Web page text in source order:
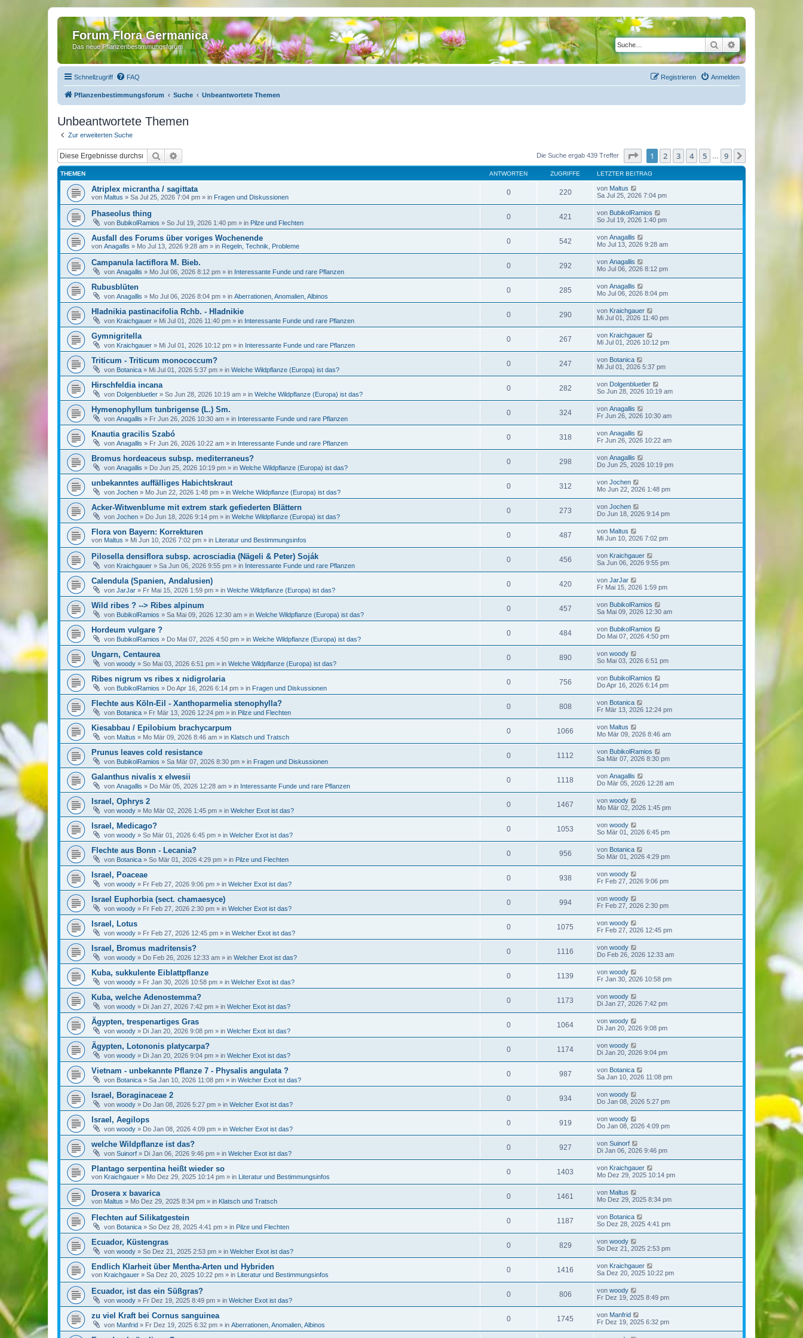
Forum Flora Germanica
Das neue Pflanzenbestimmungsforum SucheErweiterte Suche
Schnellzugriff FAQ Anmelden
Registrieren
Pflanzenbestimmungsforum Suche Unbeantwortete Themen
Unbeantwortete Themen
Zur erweiterten Suche
Suche Die Suche ergab 439 Treffer Seite von9
1 2 3 4 5 9
THEMEN ANTWORTEN ZUGRIFFE LETZTER BEITRAG
Atriplex micrantha / sagittata
von Maltus » Sa Jul 25, 2026 7:04 pm » in Fragen und Diskussionen
0 220 von Maltus
Sa Jul 25, 2026 7:04 pm
Phaseolus thing
von BubikolRamios » So Jul 19, 2026 1:40 pm » in Pilze und Flechten
0 421 von BubikolRamios
So Jul 19, 2026 1:40 pm
Ausfall des Forums über voriges Wochenende
von Anagallis » Mo Jul 13, 2026 9:28 am » in Regeln, Technik, Probleme
0 542 von Anagallis
Mo Jul 13, 2026 9:28 am
Campanula lactiflora M. Bieb.
von Anagallis » Mo Jul 06, 2026 8:12 pm » in Interessante Funde und rare Pflanzen
0 292 von Anagallis
Mo Jul 06, 2026 8:12 pm
Rubusblüten
von Anagallis » Mo Jul 06, 2026 8:04 pm » in Aberrationen, Anomalien, Albinos
0 285 von Anagallis
Mo Jul 06, 2026 8:04 pm
Hladnikia pastinacifolia Rchb. - Hladnikie
von Kraichgauer » Mi Jul 01, 2026 11:40 pm » in Interessante Funde und rare Pflanzen
0 290 von Kraichgauer
Mi Jul 01, 2026 11:40 pm
Gymnigritella
von Kraichgauer » Mi Jul 01, 2026 10:12 pm » in Interessante Funde und rare Pflanzen
0 267 von Kraichgauer
Mi Jul 01, 2026 10:12 pm
Triticum - Triticum monococcum?
von Botanica » Mi Jul 01, 2026 5:37 pm » in Welche Wildpflanze (Europa) ist das?
0 247 von Botanica
Mi Jul 01, 2026 5:37 pm
Hirschfeldia incana
von Dolgenbluetler » So Jun 28, 2026 10:19 am » in Welche Wildpflanze (Europa) ist das?
0 282 von Dolgenbluetler
So Jun 28, 2026 10:19 am
Hymenophyllum tunbrigense (L.) Sm.
von Anagallis » Fr Jun 26, 2026 10:30 am » in Interessante Funde und rare Pflanzen
0 324 von Anagallis
Fr Jun 26, 2026 10:30 am
Knautia gracilis Szabó
von Anagallis » Fr Jun 26, 2026 10:22 am » in Interessante Funde und rare Pflanzen
0 318 von Anagallis
Fr Jun 26, 2026 10:22 am
Bromus hordeaceus subsp. mediterraneus?
von Anagallis » Do Jun 25, 2026 10:19 pm » in Welche Wildpflanze (Europa) ist das?
0 298 von Anagallis
Do Jun 25, 2026 10:19 pm
unbekanntes auffälliges Habichtskraut
von Jochen » Mo Jun 22, 2026 1:48 pm » in Welche Wildpflanze (Europa) ist das?
0 312 von Jochen
Mo Jun 22, 2026 1:48 pm
Acker-Witwenblume mit extrem stark gefiederten Blättern
von Jochen » Do Jun 18, 2026 9:14 pm » in Welche Wildpflanze (Europa) ist das?
0 273 von Jochen
Do Jun 18, 2026 9:14 pm
Flora von Bayern: Korrekturen
von Maltus » Mi Jun 10, 2026 7:02 pm » in Literatur und Bestimmungsinfos
0 487 von Maltus
Mi Jun 10, 2026 7:02 pm
Pilosella densiflora subsp. acrosciadia (Nägeli & Peter) Soják
von Kraichgauer » Sa Jun 06, 2026 9:55 pm » in Interessante Funde und rare Pflanzen
0 456 von Kraichgauer
Sa Jun 06, 2026 9:55 pm
Calendula (Spanien, Andalusien)
von JarJar » Fr Mai 15, 2026 1:59 pm » in Welche Wildpflanze (Europa) ist das?
0 420 von JarJar
Fr Mai 15, 2026 1:59 pm
Wild ribes ? --> Ribes alpinum
von BubikolRamios » Sa Mai 09, 2026 12:30 am » in Welche Wildpflanze (Europa) ist das?
0 457 von BubikolRamios
Sa Mai 09, 2026 12:30 am
Hordeum vulgare ?
von BubikolRamios » Do Mai 07, 2026 4:50 pm » in Welche Wildpflanze (Europa) ist das?
0 484 von BubikolRamios
Do Mai 07, 2026 4:50 pm
Ungarn, Centaurea
von woody » So Mai 03, 2026 6:51 pm » in Welche Wildpflanze (Europa) ist das?
0 890 von woody
So Mai 03, 2026 6:51 pm
Ribes nigrum vs ribes x nidigrolaria
von BubikolRamios » Do Apr 16, 2026 6:14 pm » in Fragen und Diskussionen
0 756 von BubikolRamios
Do Apr 16, 2026 6:14 pm
Flechte aus Köln-Eil - Xanthoparmelia stenophylla?
von Botanica » Fr Mär 13, 2026 12:24 pm » in Pilze und Flechten
0 808 von Botanica
Fr Mär 13, 2026 12:24 pm
Kiesabbau / Epilobium brachycarpum
von Maltus » Mo Mär 09, 2026 8:46 am » in Klatsch und Tratsch
0 1066 von Maltus
Mo Mär 09, 2026 8:46 am
Prunus leaves cold resistance
von BubikolRamios » Sa Mär 07, 2026 8:30 pm » in Fragen und Diskussionen
0 1112 von BubikolRamios
Sa Mär 07, 2026 8:30 pm
Galanthus nivalis x elwesii
von Anagallis » Do Mär 05, 2026 12:28 am » in Interessante Funde und rare Pflanzen
0 1118 von Anagallis
Do Mär 05, 2026 12:28 am
Israel, Ophrys 2
von woody » Mo Mär 02, 2026 1:45 pm » in Welcher Exot ist das?
0 1467 von woody
Mo Mär 02, 2026 1:45 pm
Israel, Medicago?
von woody » So Mär 01, 2026 6:45 pm » in Welcher Exot ist das?
0 1053 von woody
So Mär 01, 2026 6:45 pm
Flechte aus Bonn - Lecania?
von Botanica » So Mär 01, 2026 4:29 pm » in Pilze und Flechten
0 956 von Botanica
So Mär 01, 2026 4:29 pm
Israel, Poaceae
von woody » Fr Feb 27, 2026 9:06 pm » in Welcher Exot ist das?
0 938 von woody
Fr Feb 27, 2026 9:06 pm
Israel Euphorbia (sect. chamaesyce)
von woody » Fr Feb 27, 2026 2:30 pm » in Welcher Exot ist das?
0 994 von woody
Fr Feb 27, 2026 2:30 pm
Israel, Lotus
von woody » Fr Feb 27, 2026 12:45 pm » in Welcher Exot ist das?
0 1075 von woody
Fr Feb 27, 2026 12:45 pm
Israel, Bromus madritensis?
von woody » Do Feb 26, 2026 12:33 am » in Welcher Exot ist das?
0 1116 von woody
Do Feb 26, 2026 12:33 am
Kuba, sukkulente Eiblattpflanze
von woody » Fr Jan 30, 2026 10:58 pm » in Welcher Exot ist das?
0 1139 von woody
Fr Jan 30, 2026 10:58 pm
Kuba, welche Adenostemma?
von woody » Di Jan 27, 2026 7:42 pm » in Welcher Exot ist das?
0 1173 von woody
Di Jan 27, 2026 7:42 pm
Ägypten, trespenartiges Gras
von woody » Di Jan 20, 2026 9:08 pm » in Welcher Exot ist das?
0 1064 von woody
Di Jan 20, 2026 9:08 pm
Ägypten, Lotononis platycarpa?
von woody » Di Jan 20, 2026 9:04 pm » in Welcher Exot ist das?
0 1174 von woody
Di Jan 20, 2026 9:04 pm
Vietnam - unbekannte Pflanze 7 - Physalis angulata ?
von Botanica » Sa Jan 10, 2026 11:08 pm » in Welcher Exot ist das?
0 987 von Botanica
Sa Jan 10, 2026 11:08 pm
Israel, Boraginaceae 2
von woody » Do Jan 08, 2026 5:27 pm » in Welcher Exot ist das?
0 934 von woody
Do Jan 08, 2026 5:27 pm
Israel, Aegilops
von woody » Do Jan 08, 2026 4:09 pm » in Welcher Exot ist das?
0 919 von woody
Do Jan 08, 2026 4:09 pm
welche Wildpflanze ist das?
von Suinorf » Di Jan 06, 2026 9:46 pm » in Welcher Exot ist das?
0 927 von Suinorf
Di Jan 06, 2026 9:46 pm
Plantago serpentina heißt wieder so
von Kraichgauer » Mo Dez 29, 2025 10:14 pm » in Literatur und Bestimmungsinfos
0 1403 von Kraichgauer
Mo Dez 29, 2025 10:14 pm
Drosera x bavarica
von Maltus » Mo Dez 29, 2025 8:34 pm » in Klatsch und Tratsch
0 1461 von Maltus
Mo Dez 29, 2025 8:34 pm
Flechten auf Silikatgestein
von Botanica » So Dez 28, 2025 4:41 pm » in Pilze und Flechten
0 1187 von Botanica
So Dez 28, 2025 4:41 pm
Ecuador, Küstengras
von woody » So Dez 21, 2025 2:53 pm » in Welcher Exot ist das?
0 829 von woody
So Dez 21, 2025 2:53 pm
Endlich Klarheit über Mentha-Arten und Hybriden
von Kraichgauer » Sa Dez 20, 2025 10:22 pm » in Literatur und Bestimmungsinfos
0 1416 von Kraichgauer
Sa Dez 20, 2025 10:22 pm
Ecuador, ist das ein Süßgras?
von woody » Fr Dez 19, 2025 8:49 pm » in Welcher Exot ist das?
0 806 von woody
Fr Dez 19, 2025 8:49 pm
zu viel Kraft bei Cornus sanguinea
von Manfrid » Fr Dez 19, 2025 6:32 pm » in Aberrationen, Anomalien, Albinos
0 1745 von Manfrid
Fr Dez 19, 2025 6:32 pm